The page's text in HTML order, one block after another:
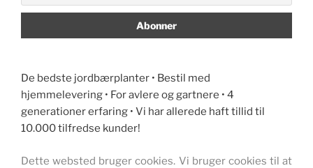
De bedste jordbærplanter • Bestil med
hjemmelevering • For avlere og gartnere • 4
generationer erfaring • Vi har allerede haft tillid til
10.000 tilfredse kunder!
Dette websted bruger cookies. Vi bruger cookies til at